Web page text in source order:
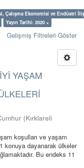
Çalışma Ekonomisi ve Endüstri
Yayın Tarihi: 2020 ×
Gelişmiş Filtreleri Göster
YAŞAM
(Kırklareli
koşulları ve yaşam
konuya dayanarak ülkeler
Bu endeks 11